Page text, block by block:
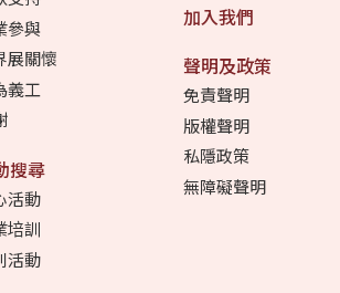
參與
展關懷
義工
搜尋
活動
培訓
活動
加入我們
聲明及政策
免責聲明
版權聲明
私隱政策
無障礙聲明